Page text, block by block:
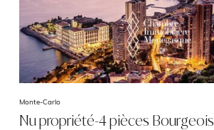
Monte-Carlo
Nu propriété-4 pièces Bourgeois